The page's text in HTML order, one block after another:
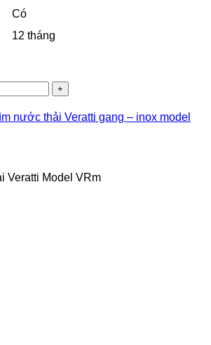
Có
12 tháng
nước thải Veratti gang – inox model
Veratti Model VRm